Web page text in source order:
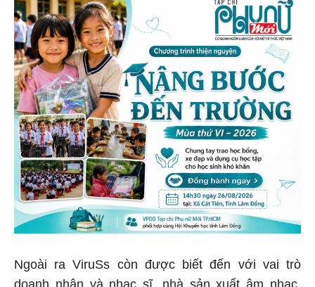
Ngoài ra ViruSs còn được biết đến với vai trò
doanh nhân và nhạc sĩ, nhà sản xuất âm nhạc.